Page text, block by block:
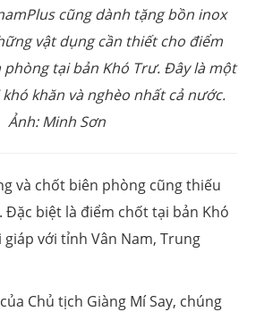
cũng dành tặng bồn inox
vật dụng cần thiết cho điểm
tại bản Khó Trư. Đây là một
khăn và nghèo nhất cả nước.
Ảnh: Minh Sơn
và chốt biên phòng cũng thiếu
biệt là điểm chốt tại bản Khó
với tỉnh Vân Nam, Trung
Chủ tịch Giàng Mí Say, chúng